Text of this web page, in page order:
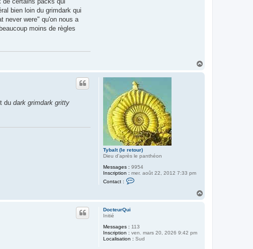
bien loin du grimdark qui
never were" qu'on nous a
moins de règles
Tybalt (le retour)
Dieu d'après le panthéon
Messages : 9954
Inscription : mer. août 22, 2012 7:33 pm
Contact :
r
T
y
du dark grimdark gritty
DocteurQui
Initié
Messages : 113
Inscription : ven. mars 20, 2026 9:42 pm
Localisation : Sud